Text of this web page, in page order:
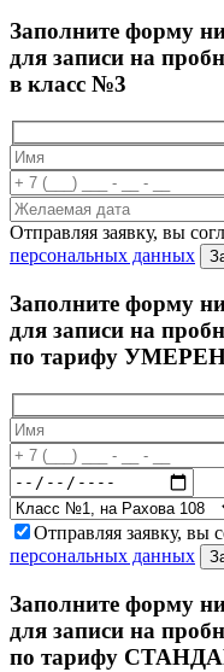
Заполните форму
для записи на
в класс №3
Отправляя заявку, вы
персональных данных
Заполните форму
для записи на
по тарифу
Отправляя заявку, вы
персональных данных
Заполните форму
для записи на
по тарифу